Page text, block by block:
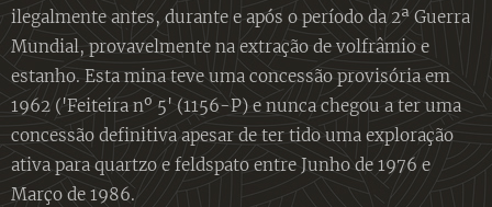
ilegalmente antes, durante e após o período da 2ª Guerra
Mundial, provavelmente na extração de volfrâmio e
estanho. Esta mina teve uma concessão provisória em
1962 ('Feiteira nº 5' (1156-P) e nunca chegou a ter uma
concessão definitiva apesar de ter tido uma exploração
ativa para quartzo e feldspato entre Junho de 1976 e
Março de 1986.